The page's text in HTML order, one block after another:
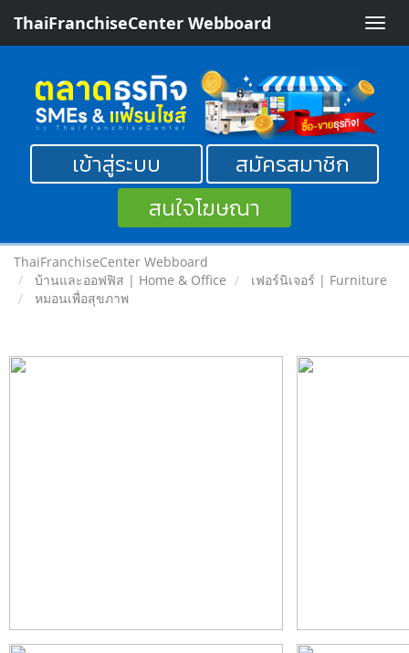
Toggle
ThaiFranchiseCenter Webboard
เข้าสู่ระบบ
สมัครสมาชิก
สนใจโฆษณา
ThaiFranchiseCenter Webboard
บ้านและออฟฟิส | Home & Office
เฟอร์นิเจอร์ | Furniture
หมอนเพื่อสุขภาพ